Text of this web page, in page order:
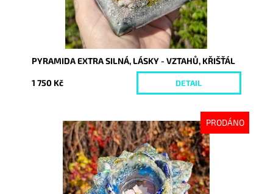
PYRAMIDA EXTRA SILNÁ, LÁSKY - VZTAHŮ, KŘIŠŤÁL
1 750 Kč DETAIL
PRODÁNO
Dostupnost:
Vyprodáno
9955